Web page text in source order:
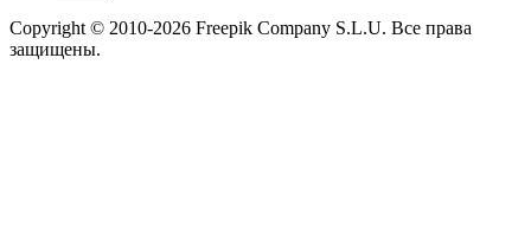
Copyright © 2010-2026 Freepik Company S.L.U. Все права
защищены.